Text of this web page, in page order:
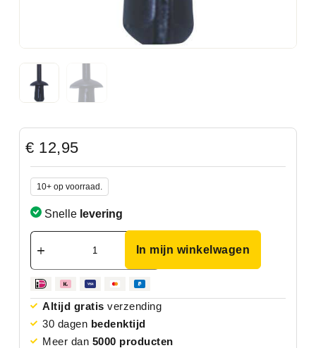
€ 12,95
10+ op voorraad.
Snelle levering
In mijn winkelwagen
Altijd gratis verzending
30 dagen bedenktijd
Meer dan 5000 producten